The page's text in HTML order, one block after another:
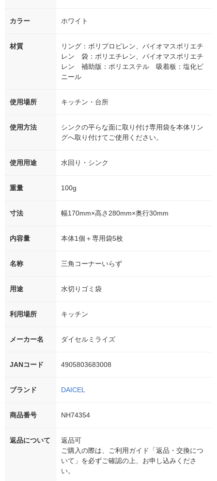
カラー ホワイト
材質
リング：ポリプロピレン、バイオマスポリエチ
レン 袋：ポリエチレン、バイオマスポリエチ
レン 補助版：ポリエステル 吸着板：塩化ビ
ニール
使用場所 キッチン・台所
使用方法
シンクの平らな面に取り付け専用袋を本体リン
グへ取り付けてご使用ください。
使用用途 水回り・シンク
重量 100g
寸法 幅170mm×高さ280mm×奥行30mm
内容量 本体1個＋専用袋5枚
名称 三角コーナーいらず
用途 水切りゴミ袋
利用場所 キッチン
メーカー名 ダイセルミライズ
JANコード 4905803683008
ブランド DAICEL
商品番号 NH74354
返品について
返品可
ご購入の際は、ご利用ガイド「返品・交換につ
いて」を必ずご確認の上、お申し込みくださ
い。